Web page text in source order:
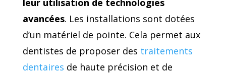
leur utilisation de technologies
avancées. Les installations sont dotées
d’un matériel de pointe. Cela permet aux
dentistes de proposer des traitements
dentaires de haute précision et de